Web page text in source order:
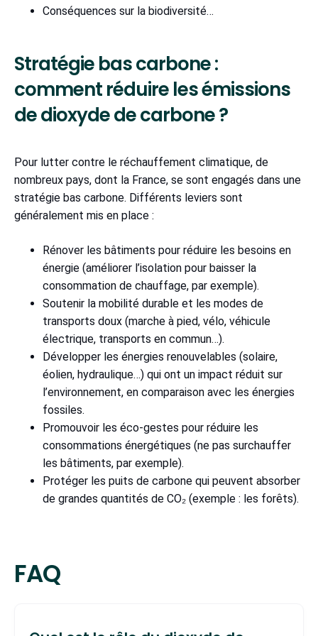
Conséquences sur la biodiversité…
Stratégie bas carbone :
comment réduire les émissions
de dioxyde de carbone ?
Pour lutter contre le réchauffement climatique, de
nombreux pays, dont la France, se sont engagés dans une
stratégie bas carbone. Différents leviers sont
généralement mis en place :
Rénover les bâtiments pour réduire les besoins en
énergie (améliorer l’isolation pour baisser la
consommation de chauffage, par exemple).
Soutenir la mobilité durable et les modes de
transports doux (marche à pied, vélo, véhicule
électrique, transports en commun…).
Développer les énergies renouvelables (solaire,
éolien, hydraulique…) qui ont un impact réduit sur
l’environnement, en comparaison avec les énergies
fossiles.
Promouvoir les éco-gestes pour réduire les
consommations énergétiques (ne pas surchauffer
les bâtiments, par exemple).
Protéger les puits de carbone qui peuvent absorber
de grandes quantités de CO₂ (exemple : les forêts).
FAQ